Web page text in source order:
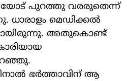
പുറത്തു വരരുതെന്ന്
മെഡിക്കല്‍
അതുകൊണ്ട്
ഭര്‍ത്താവിന് ആ